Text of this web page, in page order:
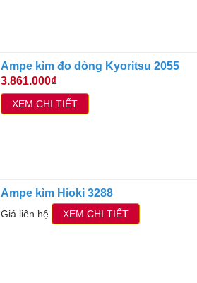
Ampe kìm đo dòng Kyoritsu 2055
3.861.000₫
XEM CHI TIẾT
Ampe kìm Hioki 3288
Giá liên hệ XEM CHI TIẾT